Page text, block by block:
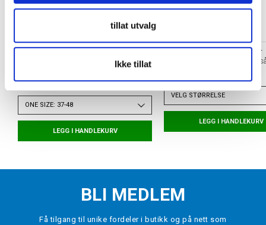
tillat utvalg
Ikke tillat
Allround Classic Grip Fotballstrømper
kr 380
ONE SIZE: 37-48
LEGG I HANDLEKURV
ORTHO MOVEMENT
Football Insole
VELG STØRRELSE
LEGG I HANDLEKURV
BLI MEDLEM
Få tilgang til unike fordeler i butikk og på nett som